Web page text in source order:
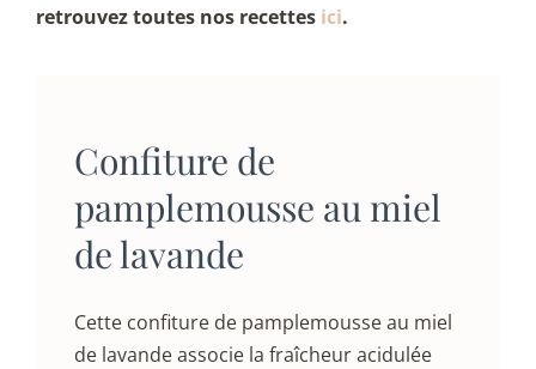
retrouvez toutes nos recettes ici.
Confiture de
pamplemousse au miel
de lavande
Cette confiture de pamplemousse au miel
de lavande associe la fraîcheur acidulée